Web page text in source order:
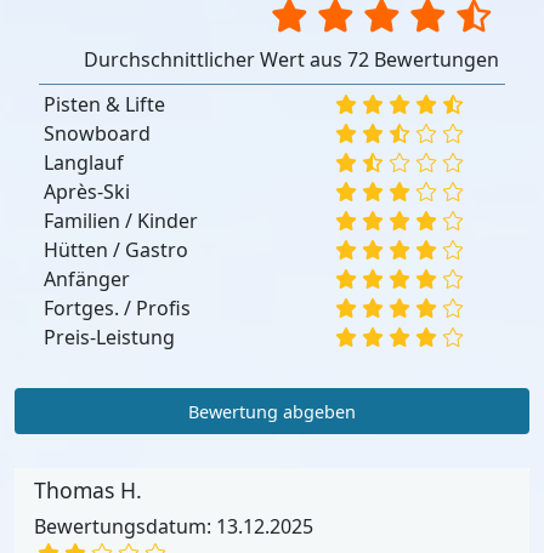
Durchschnittlicher Wert aus 72 Bewertungen
Pisten & Lifte
Snowboard
Langlauf
Après-Ski
Familien / Kinder
Hütten / Gastro
Anfänger
Fortges. / Profis
Preis-Leistung
Bewertung abgeben
Thomas H.
Bewertungsdatum: 13.12.2025